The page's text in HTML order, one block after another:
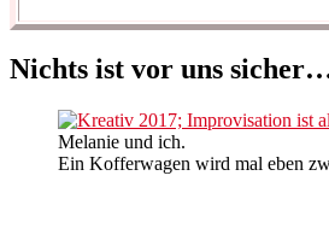
Nichts ist vor uns
Melanie und ich.
Ein Kofferwagen wird mal eben